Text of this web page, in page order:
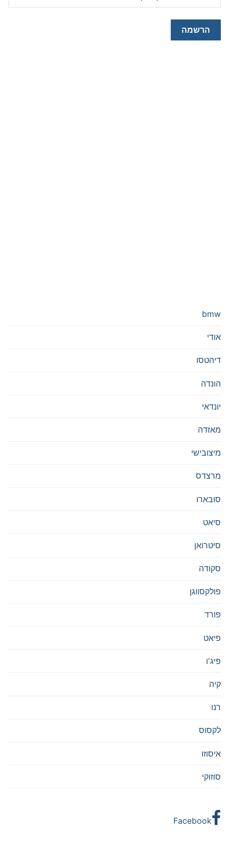
bmw
אודי
דיהטסו
הונדה
יונדאי
מאזדה
מיצובישי
מרצדס
סובארו
סיאט
סיטרואן
סקודה
פולקסווגן
פורד
פיאט
פיג'ו
קיה
רנו
לקסוס
איסוזו
סוזוקי
Facebook